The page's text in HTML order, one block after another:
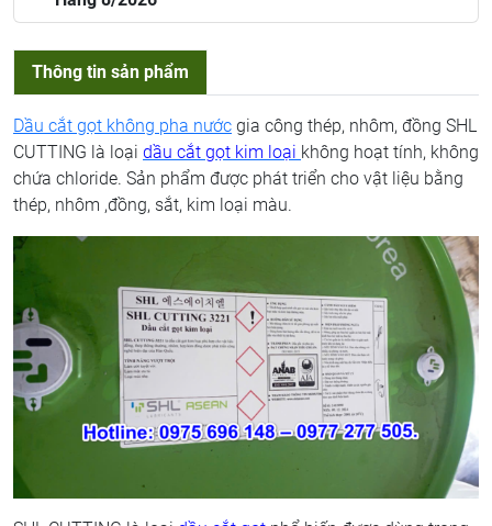
Thông tin sản phẩm
Dầu cắt gọt không pha nước gia công thép, nhôm, đồng SHL
CUTTING là loại dầu cắt gọt kim loại không hoạt tính, không
chứa chloride. Sản phẩm được phát triển cho vật liệu bằng
thép, nhôm ,đồng, sắt, kim loại màu.